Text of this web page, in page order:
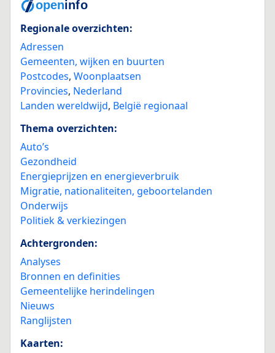
Regionale overzichten:
Adressen
Gemeenten, wijken en buurten
Postcodes, Woonplaatsen
Provincies, Nederland
Landen wereldwijd, België regionaal
Thema overzichten:
Auto’s
Gezondheid
Energieprijzen en energieverbruik
Migratie, nationaliteiten, geboortelanden
Onderwijs
Politiek & verkiezingen
Achtergronden:
Analyses
Bronnen en definities
Gemeentelijke herindelingen
Nieuws
Ranglijsten
Kaarten: